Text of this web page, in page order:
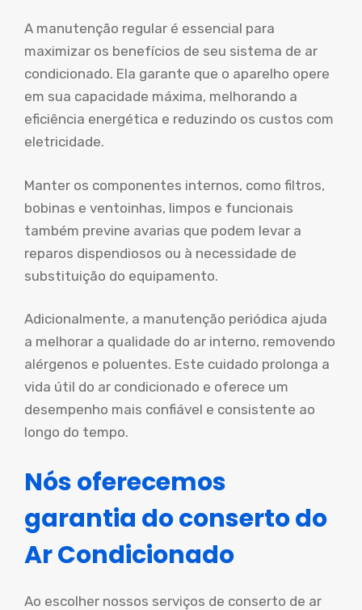
A manutenção regular é essencial para
maximizar os benefícios de seu sistema de ar
condicionado. Ela garante que o aparelho opere
em sua capacidade máxima, melhorando a
eficiência energética e reduzindo os custos com
eletricidade.
Manter os componentes internos, como filtros,
bobinas e ventoinhas, limpos e funcionais
também previne avarias que podem levar a
reparos dispendiosos ou à necessidade de
substituição do equipamento.
Adicionalmente, a manutenção periódica ajuda
a melhorar a qualidade do ar interno, removendo
alérgenos e poluentes. Este cuidado prolonga a
vida útil do ar condicionado e oferece um
desempenho mais confiável e consistente ao
longo do tempo.
Nós oferecemos
garantia do conserto do
Ar Condicionado
Ao escolher nossos serviços de conserto de ar